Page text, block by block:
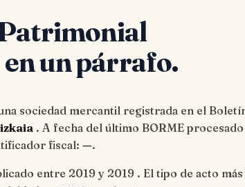
un párrafo.
sociedad mercantil registrada en el
. A fecha del último BORME
fiscal: —.
entre 2019 y 2019 . El tipo de acto